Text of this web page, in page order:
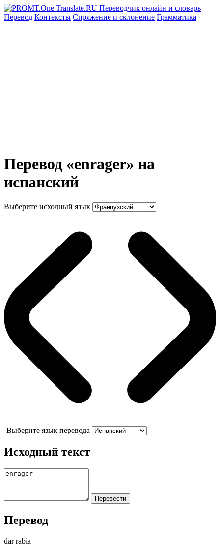
Перевод Контексты Спряжение и склонение Грамматика
Перевод «enrager» на
испанский
Выберите исходный язык
Выберите язык перевода
Исходный текст
Перевод
dar rabia